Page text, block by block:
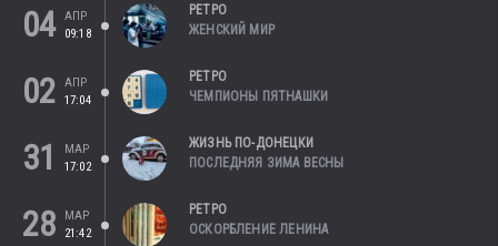
04 АПР
09:18
РЕТРО
ЖЕНСКИЙ МИР
02
АПР
17:04
РЕТРО
ЧЕМПИОНЫ ПЯТНАШКИ
31
МАР
17:02
ЖИЗНЬ ПО-ДОНЕЦКИ
ПОСЛЕДНЯЯ ЗИМА ВЕСНЫ
28
МАР
21:42
РЕТРО
ОСКОРБЛЕНИЕ ЛЕНИНА